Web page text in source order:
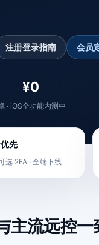
注册登录指南 会员
· iOS
¥0
全功能内测中
先
选 2FA · 全端下线
主流远控